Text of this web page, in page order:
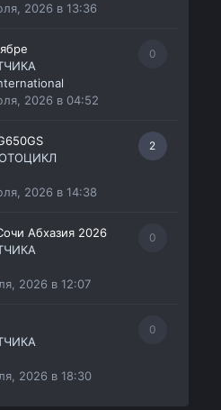
2026 в 13:36
0
2026 в 04:52
2
2026 в 14:38
0
Абхазия 2026
2026 в 12:07
0
2026 в 18:30